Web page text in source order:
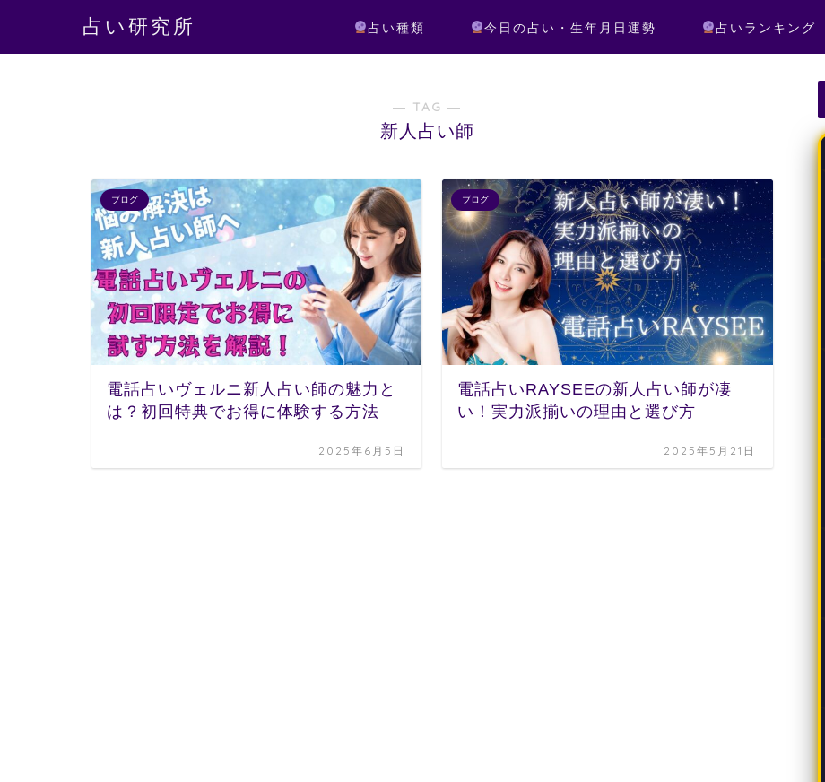
占い研究所 占い種類 今日の占い・生年月日運勢 占いランキング
― TAG ―
新人占い師
ブログ
電話占いヴェルニ新人占い師の魅力と
は？初回特典でお得に体験する方法
2025年6月5日
ブログ
電話占いRAYSEEの新人占い師が凄
い！実力派揃いの理由と選び方
2025年5月21日